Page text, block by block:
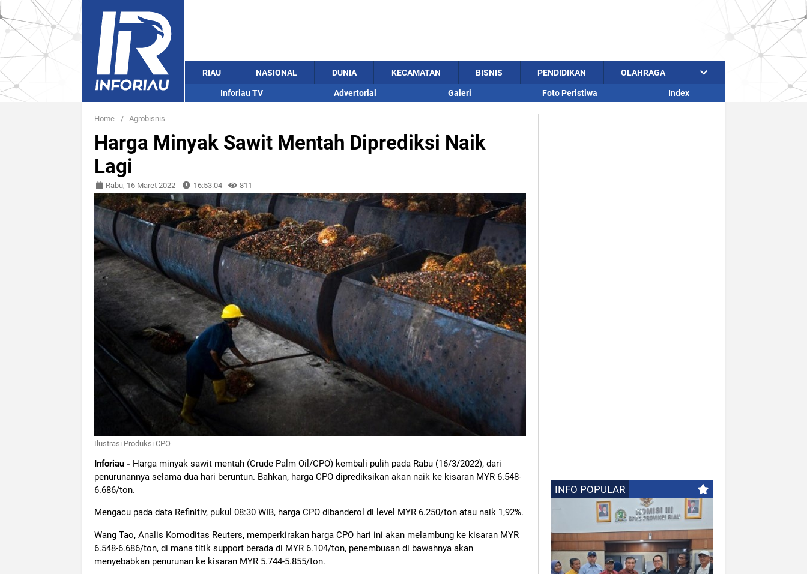
RIAU NASIONAL DUNIA KECAMATAN BISNIS PENDIDIKAN OLAHRAGA
Inforiau TV Advertorial Galeri Foto Peristiwa Index
Home / Agrobisnis
Harga Minyak Sawit Mentah Diprediksi Naik
Lagi
Rabu, 16 Maret 2022 16:53:04 811
Ilustrasi Produksi CPO
Inforiau - Harga minyak sawit mentah (Crude Palm Oil/CPO) kembali pulih pada Rabu (16/3/2022), dari
penurunannya selama dua hari beruntun. Bahkan, harga CPO diprediksikan akan naik ke kisaran MYR 6.548-
6.686/ton.
Mengacu pada data Refinitiv, pukul 08:30 WIB, harga CPO dibanderol di level MYR 6.250/ton atau naik 1,92%.
Wang Tao, Analis Komoditas Reuters, memperkirakan harga CPO hari ini akan melambung ke kisaran MYR
6.548-6.686/ton, di mana titik support berada di MYR 6.104/ton, penembusan di bawahnya akan
menyebabkan penurunan ke kisaran MYR 5.744-5.855/ton.
INFO POPULAR